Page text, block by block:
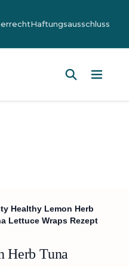
Haftungsausschluss
Healthy Lemon Herb
Lettuce Wraps Rezept
Herb Tuna